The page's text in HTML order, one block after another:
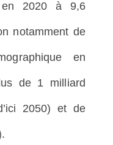
en 2020 à 9,6
notamment de
en
de 1 milliard
2050) et de